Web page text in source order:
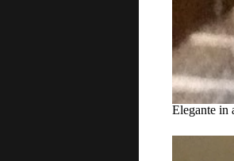
Elegante in